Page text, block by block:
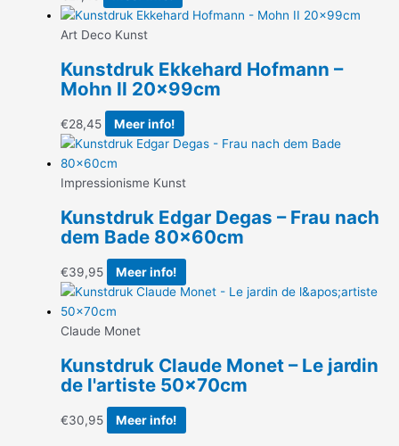
Art Deco Kunst
Kunstdruk Ekkehard Hofmann –
Mohn II 20x99cm
€28,45 Meer info!
Impressionisme Kunst
Kunstdruk Edgar Degas – Frau nach
dem Bade 80x60cm
€39,95 Meer info!
Claude Monet
Kunstdruk Claude Monet – Le jardin
de l'artiste 50x70cm
€30,95 Meer info!